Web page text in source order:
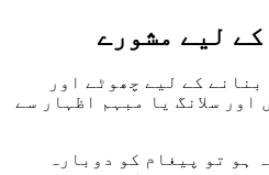
لیے مشورے
کے لیے چھوٹے اور
اور سلانگ یا مبہم اظہار سے
ہو تو پیغام کو دوبارہ